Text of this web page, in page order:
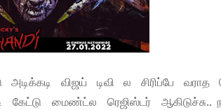
அடிக்கடி விஜய் டிவி ல சிரிப்பே
மைண்ட்ல ரெஜிஸ்டர் ஆகிடுச்சு..